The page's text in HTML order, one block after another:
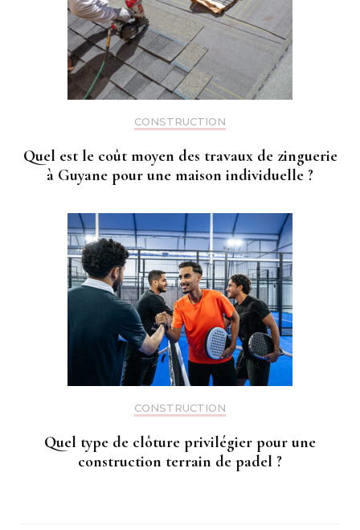
CONSTRUCTION
Quel est le coût moyen des travaux de zinguerie
à Guyane pour une maison individuelle ?
CONSTRUCTION
Quel type de clôture privilégier pour une
construction terrain de padel ?